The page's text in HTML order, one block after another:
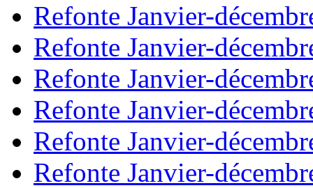
Refonte Janvier-
Refonte Janvier-
Refonte Janvier-
Refonte Janvier-
Refonte Janvier-
Refonte Janvier-